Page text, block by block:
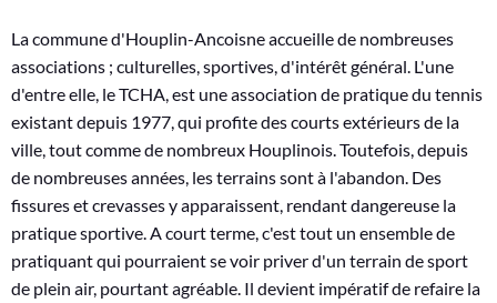
O
J
E
T
La commune d'Houplin-Ancoisne accueille de nombreuses
associations ; culturelles, sportives, d'intérêt général. L'une
d'entre elle, le TCHA, est une association de pratique du tennis
existant depuis 1977, qui profite des courts extérieurs de la
ville, tout comme de nombreux Houplinois. Toutefois, depuis
de nombreuses années, les terrains sont à l'abandon. Des
fissures et crevasses y apparaissent, rendant dangereuse la
pratique sportive. A court terme, c'est tout un ensemble de
pratiquant qui pourraient se voir priver d'un terrain de sport
de plein air, pourtant agréable. Il devient impératif de refaire la